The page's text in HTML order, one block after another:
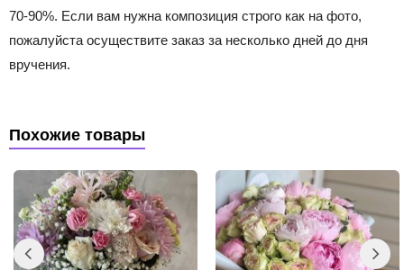
70-90%. Если вам нужна композиция строго как на фото,
пожалуйста осуществите заказ за несколько дней до дня
вручения.
Похожие товары